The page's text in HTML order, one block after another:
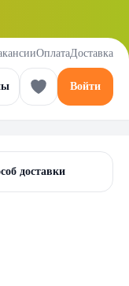
ОплатаДоставка
Войти
доставки